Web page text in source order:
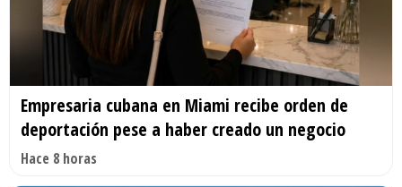
Empresaria cubana en Miami recibe orden de
deportación pese a haber creado un negocio
Hace 8 horas